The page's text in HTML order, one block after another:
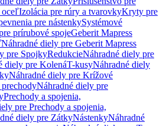
oceľIzolácia pre rúry a tvarovkyKryty pre
pre nástenkySystémové
prírubové spojeGeberit Mapress
Náhradné diely pre Geberit Mapress
pre SpojkyRedukcieNáhradné diely pre
diely pre KolenáT-kusyNáhradné diely
Náhradné diely pre Krížové
Náhradné diely pre
Prechody a spojenia,
pre Prechody a spojenia,
diely pre ZátkyNástenkyNáhradné